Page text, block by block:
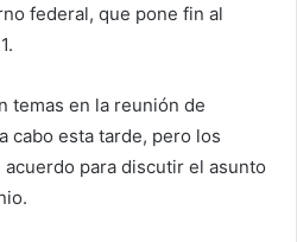
federal, que pone fin al
temas en la reunión de
cabo esta tarde, pero los
para discutir el asunto